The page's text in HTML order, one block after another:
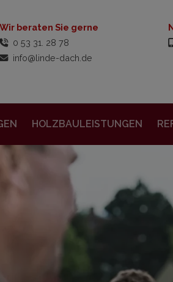
Wir beraten Sie gerne
0 53 31. 28 78
info@linde-dach.de
HOLZBAULEISTUNGEN